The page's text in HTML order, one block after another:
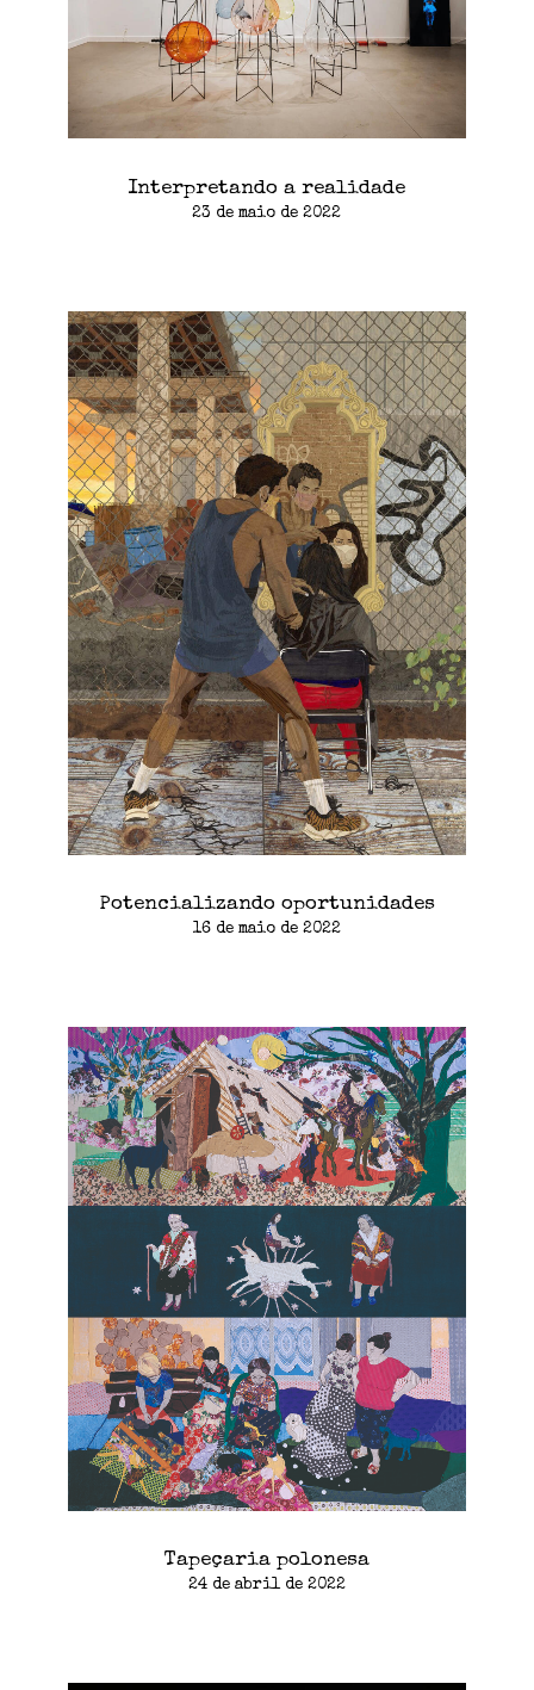
Interpretando a realidade
23 de maio de 2022
Potencializando oportunidades
16 de maio de 2022
Tapeçaria polonesa
24 de abril de 2022